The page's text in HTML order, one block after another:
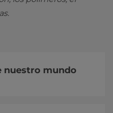
nuestro mundo